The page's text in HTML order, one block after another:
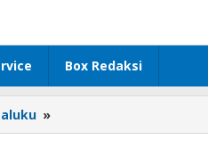
Box Redaksi
»
Tajam